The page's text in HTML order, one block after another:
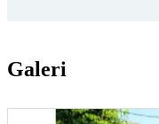
Galeri